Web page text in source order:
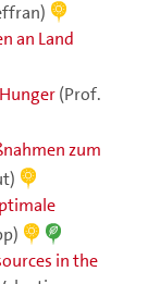
an Land
(Prof.
zum
in the